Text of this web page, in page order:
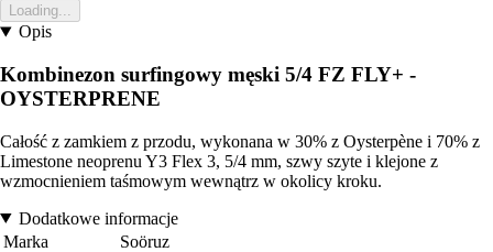
Loading...
Opis
Kombinezon surfingowy męski 5/4 FZ FLY+ -
OYSTERPRENE
Całość z zamkiem z przodu, wykonana w 30% z Oysterpène i 70% z
Limestone neoprenu Y3 Flex 3, 5/4 mm, szwy szyte i klejone z
wzmocnieniem taśmowym wewnątrz w okolicy kroku.
Dodatkowe informacje
Marka
Soöruz